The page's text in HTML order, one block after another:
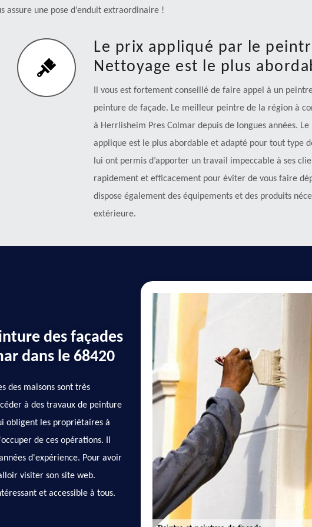
assure une pose d’enduit extraordinaire !
Le prix appliqué par le
Nettoyage est le plus
Il vous est fortement conseillé de faire appel à un
peinture de façade. Le meilleur peintre de la région à
à Herrlisheim Pres Colmar depuis de longues années.
applique est le plus abordable et adapté pour tout type
lui ont permis d’apporter un travail impeccable à ses
rapidement et efficacement pour éviter de vous faire
dispose également des équipements et des produits
extérieure.
des façades
dans le 68420
des maisons sont très
à des travaux de peinture
obligent les propriétaires à
de ces opérations. Il
d'expérience. Pour avoir
visiter son site web.
et accessible à tous.